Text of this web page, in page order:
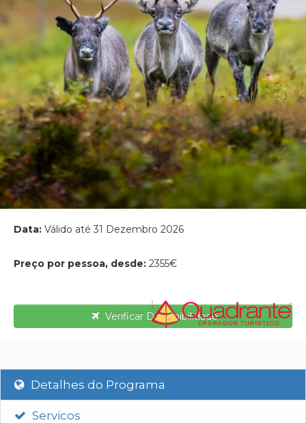
Data: Válido até 31 Dezembro 2026
Preço por pessoa, desde: 2355€
Verificar Disponibilidade
Detalhes do Programa
Servicos